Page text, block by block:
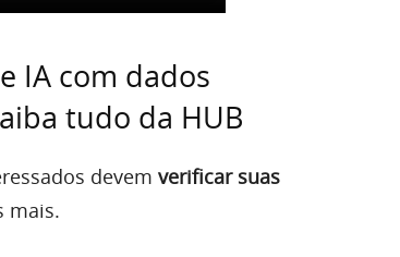
IA com dados
tudo da HUB
devem verificar suas
mais.